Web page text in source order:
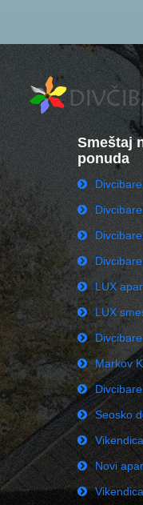
Smeštaj
ponuda
LUX
LUX
Markov
Seosko
Novi